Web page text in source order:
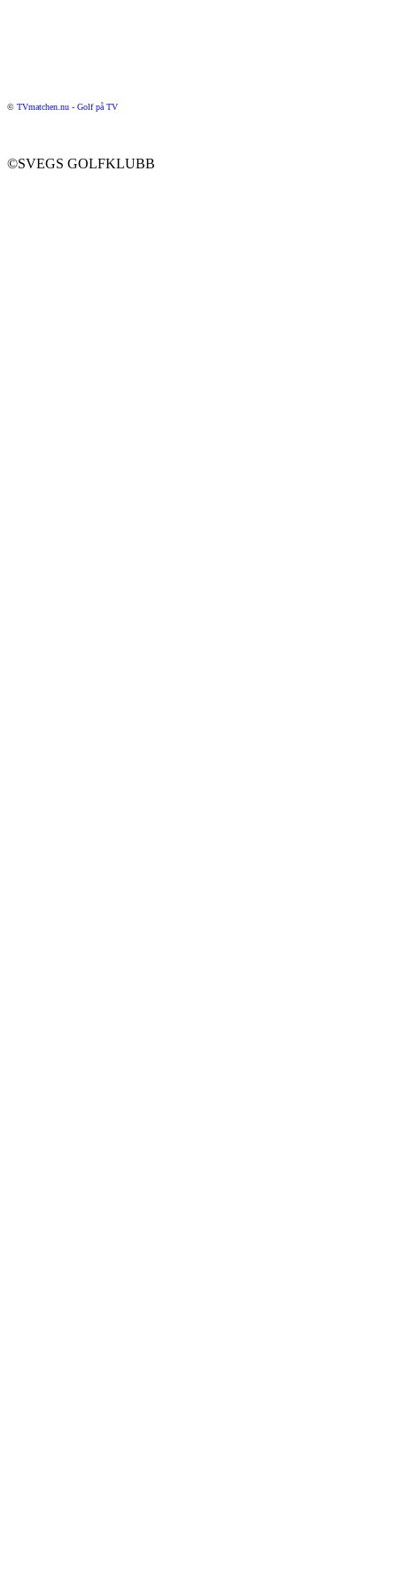
© TVmatchen.nu - Golf på TV
©SVEGS GOLFKLUBB